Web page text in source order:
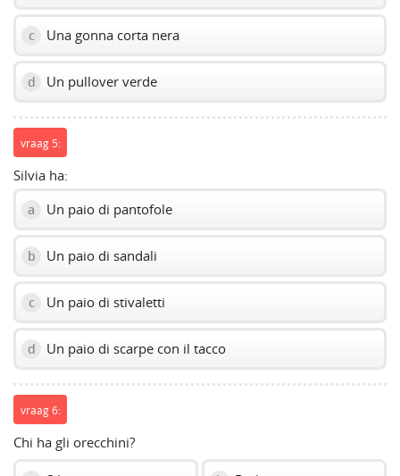
c Una gonna corta nera
d Un pullover verde
vraag 5:
Silvia ha:
a Un paio di pantofole
b Un paio di sandali
c Un paio di stivaletti
d Un paio di scarpe con il tacco
vraag 6:
Chi ha gli orecchini?